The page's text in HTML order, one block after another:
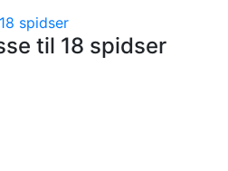
til 18 spidser